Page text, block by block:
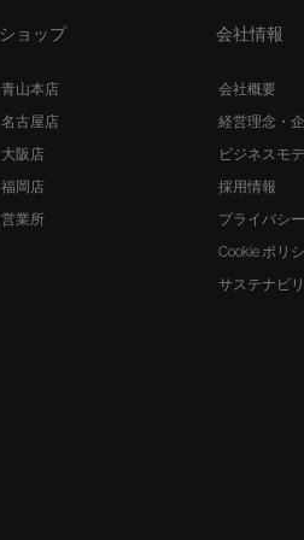
ショップ
青山本店
名古屋店
大阪店
福岡店
営業所
会社情報
会社概要
経営理念・
ビジネスモ
採用情報
プライバシ
Cookie ポリ
サステナビ